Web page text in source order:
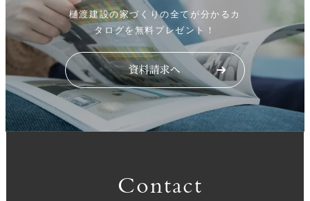
樋渡建設の家づくりの全てが分かるカ
タログを無料プレゼント！
Contact